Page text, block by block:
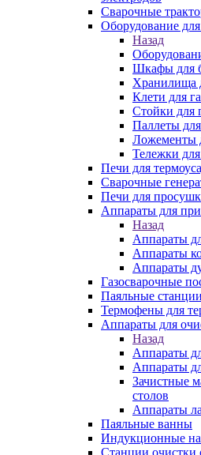
Сварочные
Оборудование
Назад
Шкафы для
Хранилища
Клети для
Стойки для
Паллеты
Ложементы
Тележки
Печи для
Сварочные
Печи для
Аппараты для
Назад
Аппараты
Аппараты
Аппараты
Газосварочные
Паяльные станции
Термофены для
Аппараты для
Назад
Аппараты
Аппараты
Зачистные
столов
Аппараты
Паяльные ванны
Индукционные
Станции очистки